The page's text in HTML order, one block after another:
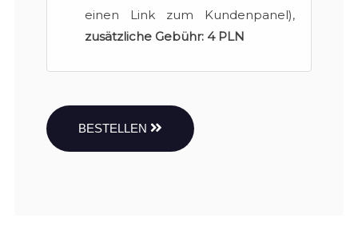
einen Link zum Kundenpanel),
zusätzliche Gebühr: 4 PLN
BESTELLEN